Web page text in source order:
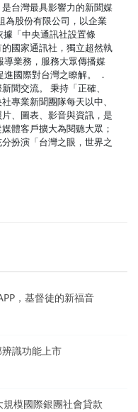
台灣最具影響力的新聞媒
為股份有限公司，以企業
「中央通訊社設置條
國家通訊社，獨立超然執
導業務，服務大眾傳播媒
國際對台灣之瞭解。 ．
聞交流。 秉持「正確、
專業新聞團隊每天以中、
、圖表、影音與資訊，是
體客戶擴大為閱聽大眾；
扮演「台灣之眼，世界之
，基督徒的新福音
識功能上市
模國際銀團社會貸款